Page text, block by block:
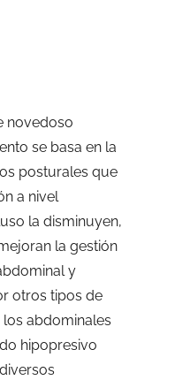
novedoso
se basa en la
posturales que
a nivel
la disminuyen,
la gestión
y
otros tipos de
abdominales
hipopresivo